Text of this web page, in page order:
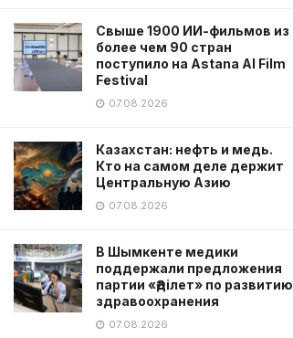
Свыше 1900 ИИ-фильмов из
более чем 90 стран
поступило на Astana AI Film
Festival
07.08.2026
Казахстан: нефть и медь.
Кто на самом деле держит
Центральную Азию
07.08.2026
В Шымкенте медики
поддержали предложения
партии «Әділет» по развитию
здравоохранения
07.08.2026